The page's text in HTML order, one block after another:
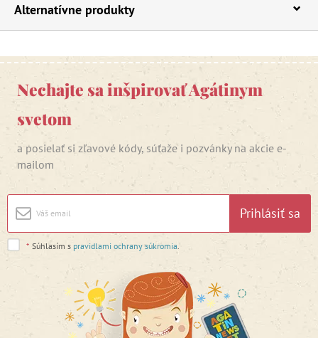
Alternatívne produkty
Nechajte sa inšpirovať Agátinym
svetom
a posielať si zľavové kódy, súťaže i pozvánky na akcie e-
mailom
Prihlásiť sa
* Súhlasím s pravidlami ochrany súkromia